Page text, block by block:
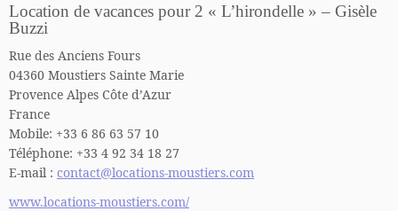
Location de vacances pour 2 « L’hirondelle » – Gisèle
Buzzi
Rue des Anciens Fours
04360 Moustiers Sainte Marie
Provence Alpes Côte d’Azur
France
Mobile: +33 6 86 63 57 10
Téléphone: +33 4 92 34 18 27
E-mail : contact@locations-moustiers.com
www.locations-moustiers.com/